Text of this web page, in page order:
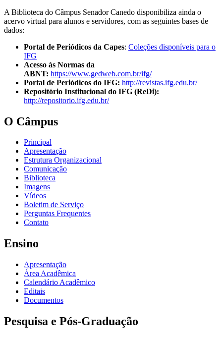
A Biblioteca do Câmpus Senador Canedo disponibiliza ainda o
acervo virtual para alunos e servidores, com as seguintes bases de
dados:
Portal de Periódicos da Capes: Coleções disponíveis para o
IFG
Acesso às Normas da
ABNT: https://www.gedweb.com.br/ifg/
Portal de Periódicos do IFG: http://revistas.ifg.edu.br/
Repositório Institucional do IFG (ReDi):
http://repositorio.ifg.edu.br/
O Câmpus
Principal
Apresentação
Estrutura Organizacional
Comunicação
Biblioteca
Imagens
Vídeos
Boletim de Serviço
Perguntas Frequentes
Contato
Ensino
Apresentação
Área Acadêmica
Calendário Acadêmico
Editais
Documentos
Pesquisa e Pós-Graduação